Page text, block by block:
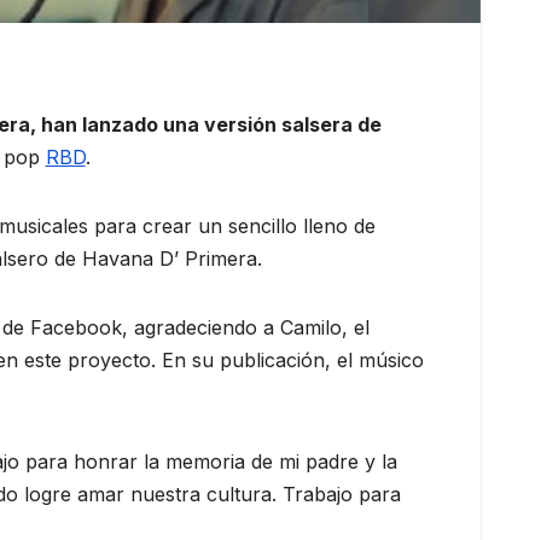
han lanzado una versión salsera de
RBD.
para crear un sencillo lleno de
de Havana D’ Primera.
Facebook, agradeciendo a Camilo, el
este proyecto. En su publicación, el músico
para honrar la memoria de mi padre y la
logre amar nuestra cultura. Trabajo para